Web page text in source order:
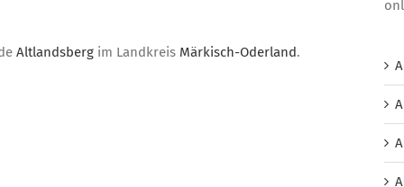
Altlandsberg im Landkreis Märkisch-Oderland.